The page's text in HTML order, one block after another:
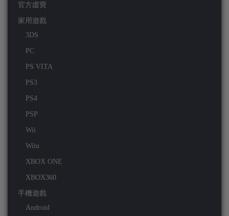
官方虛寶
家用遊戲
3DS
PC
PS VITA
PS3
PS4
PSP
Wii
Wiiu
XBOX ONE
XBOX360
手機遊戲
Android